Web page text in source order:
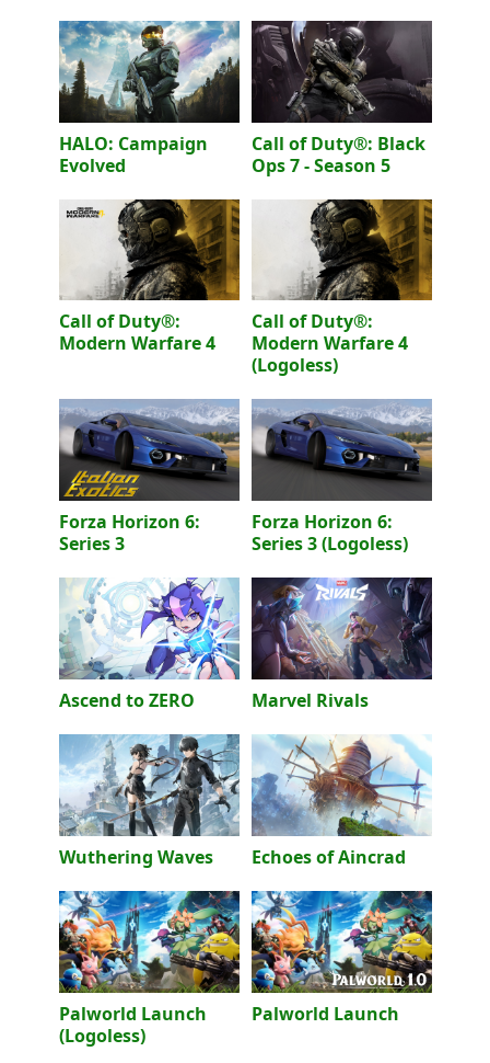
HALO: Campaign
Evolved
Call of Duty®: Black
Ops 7 - Season 5
Call of Duty®:
Modern Warfare 4
Call of Duty®:
Modern Warfare 4
(Logoless)
Forza Horizon 6:
Series 3
Forza Horizon 6:
Series 3 (Logoless)
Ascend to ZERO Marvel Rivals
Wuthering Waves Echoes of Aincrad
Palworld Launch
(Logoless)
Palworld Launch